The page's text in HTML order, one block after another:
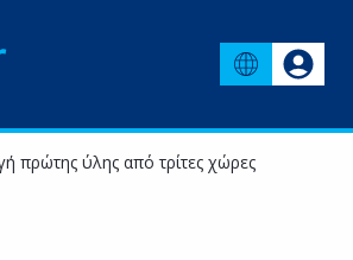
πρώτης ύλης από τρίτες χώρες